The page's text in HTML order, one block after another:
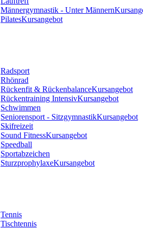
Männergymnastik - Unter Männern
PilatesKursangebot
Radsport
Rhönrad
Rückenfit & RückenbalanceKursangebot
Rückentraining IntensivKursangebot
Schwimmen
Seniorensport - SitzgymnastikKursangebot
Skifreizeit
Sound FitnessKursangebot
Speedball
Sportabzeichen
SturzprophylaxeKursangebot
Tennis
Tischtennis